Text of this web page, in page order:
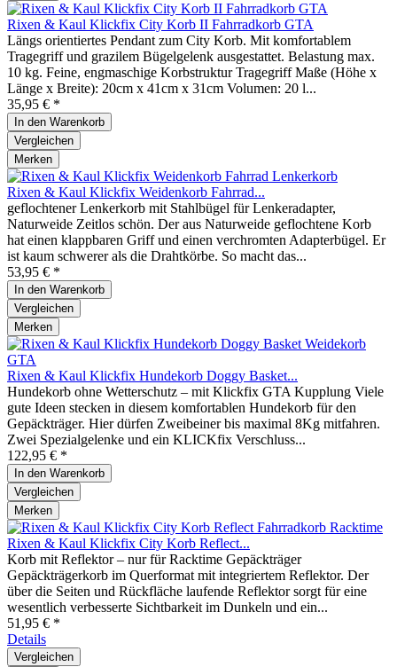
Rixen & Kaul Klickfix City Korb II Fahrradkorb GTA
Längs orientiertes Pendant zum City Korb. Mit komfortablem
Tragegriff und grazilem Bügelgelenk ausgestattet. Belastung max.
10 kg. Feine, engmaschige Korbstruktur Tragegriff Maße (Höhe x
Länge x Breite): 20cm x 41cm x 31cm Volumen: 20 l...
35,95 € *
In den Warenkorb
Vergleichen
Merken
Rixen & Kaul Klickfix Weidenkorb Fahrrad...
geflochtener Lenkerkorb mit Stahlbügel für Lenkeradapter,
Naturweide Zeitlos schön. Der aus Naturweide geflochtene Korb
hat einen klappbaren Griff und einen verchromten Adapterbügel. Er
ist kaum schwerer als die Drahtkörbe. So macht das...
53,95 € *
In den Warenkorb
Vergleichen
Merken
Rixen & Kaul Klickfix Hundekorb Doggy Basket...
Hundekorb ohne Wetterschutz – mit Klickfix GTA Kupplung Viele
gute Ideen stecken in diesem komfortablen Hundekorb für den
Gepäckträger. Hier dürfen Zweibeiner bis maximal 8Kg mitfahren.
Zwei Spezialgelenke und ein KLICKfix Verschluss...
122,95 € *
In den Warenkorb
Vergleichen
Merken
Rixen & Kaul Klickfix City Korb Reflect...
Korb mit Reflektor – nur für Racktime Gepäckträger
Gepäckträgerkorb im Querformat mit integriertem Reflektor. Der
über die Seiten und Rückfläche laufende Reflektor sorgt für eine
wesentlich verbesserte Sichtbarkeit im Dunkeln und ein...
51,95 € *
Details
Vergleichen